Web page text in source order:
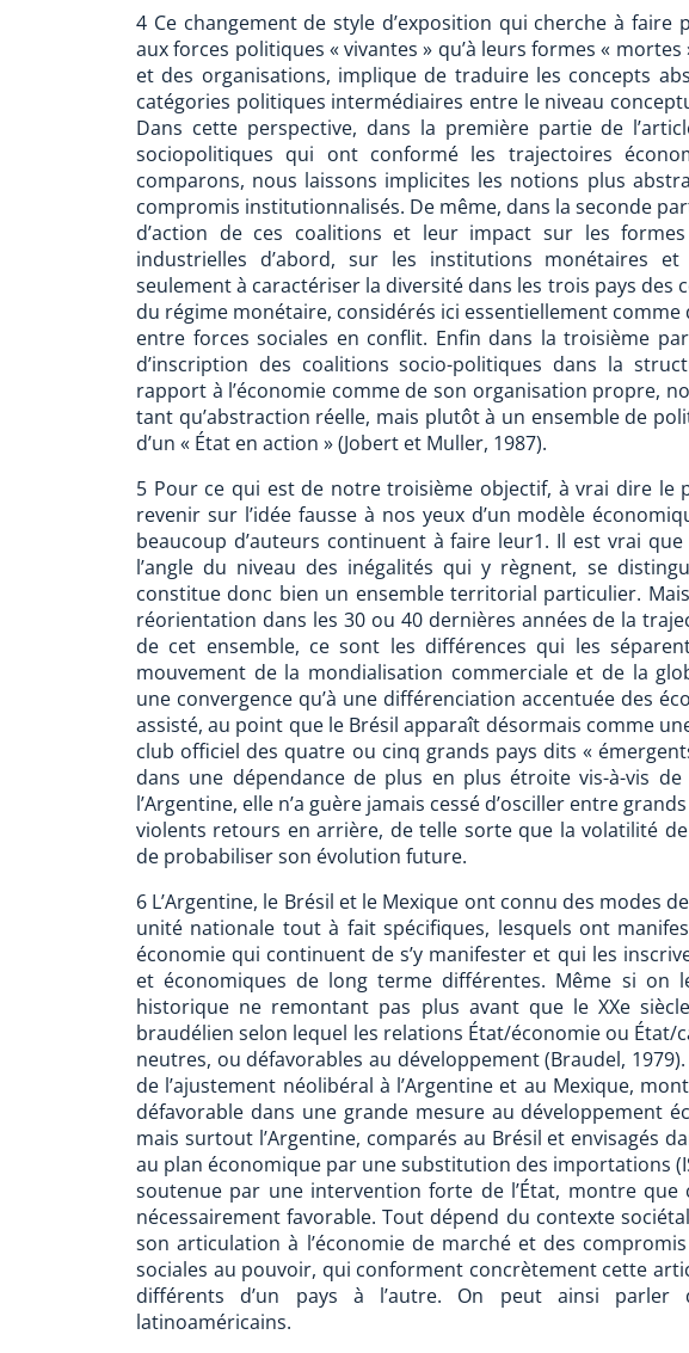
4 Ce changement de style d’exposition qui cherche à faire
aux forces politiques « vivantes » qu’à leurs formes «
et des organisations, implique de traduire les concepts
catégories politiques intermédiaires entre le niveau
Dans cette perspective, dans la première partie de
sociopolitiques qui ont conformé les trajectoires
comparons, nous laissons implicites les notions plus
compromis institutionnalisés. De même, dans la seconde
d’action de ces coalitions et leur impact sur les
industrielles d’abord, sur les institutions monétaires
seulement à caractériser la diversité dans les trois pays
du régime monétaire, considérés ici essentiellement
entre forces sociales en conflit. Enfin dans la troisième
d’inscription des coalitions socio-politiques dans la
rapport à l’économie comme de son organisation propre,
tant qu’abstraction réelle, mais plutôt à un ensemble de
d’un « État en action » (Jobert et Muller, 1987).
5 Pour ce qui est de notre troisième objectif, à vrai dire
revenir sur l’idée fausse à nos yeux d’un modèle
beaucoup d’auteurs continuent à faire leur1. Il est vrai que
l’angle du niveau des inégalités qui y règnent, se
constitue donc bien un ensemble territorial particulier.
réorientation dans les 30 ou 40 dernières années de la
de cet ensemble, ce sont les différences qui les
mouvement de la mondialisation commerciale et de la
une convergence qu’à une différenciation accentuée des
assisté, au point que le Brésil apparaît désormais comme
club officiel des quatre ou cinq grands pays dits «
dans une dépendance de plus en plus étroite vis-à-vis de
l’Argentine, elle n’a guère jamais cessé d’osciller entre
violents retours en arrière, de telle sorte que la volatilité
de probabiliser son évolution future.
6 L’Argentine, le Brésil et le Mexique ont connu des modes
unité nationale tout à fait spécifiques, lesquels ont
économie qui continuent de s’y manifester et qui les
et économiques de long terme différentes. Même si on
historique ne remontant pas plus avant que le XXe
braudélien selon lequel les relations État/économie ou État/
neutres, ou défavorables au développement (Braudel,
de l’ajustement néolibéral à l’Argentine et au Mexique,
défavorable dans une grande mesure au développement
mais surtout l’Argentine, comparés au Brésil et envisagés
au plan économique par une substitution des importations
soutenue par une intervention forte de l’État, montre que
nécessairement favorable. Tout dépend du contexte
son articulation à l’économie de marché et des
sociales au pouvoir, qui conforment concrètement cette
différents d’un pays à l’autre. On peut ainsi parler
latinoaméricains.